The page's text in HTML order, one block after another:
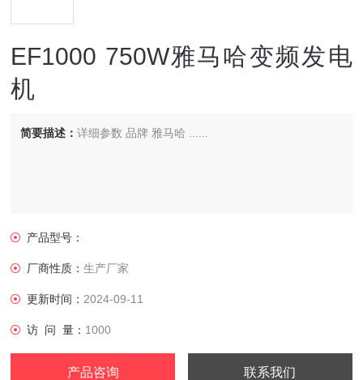
EF1000 750W雅马哈变频发电
机
简要描述：详细参数 品牌 雅马哈 ......
产品型号：
厂商性质：生产厂家
更新时间： 2024-09-11
访 问 量： 1000
产品咨询 联系我们